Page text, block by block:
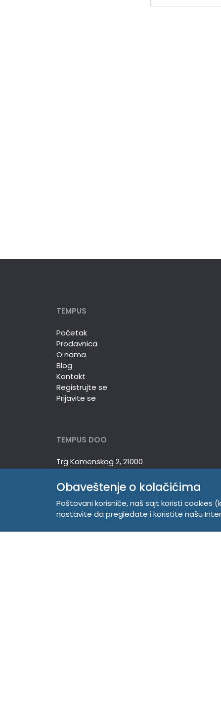
TEMPUS
Početak
Prodavnica
O nama
Blog
Kontakt
Registrujte se
Prijavite se
TEMPUS DOO
Trg Komenskog 2, 21000
Telefon:381 21 529 883
Mobilni: 381 63 529 608
PIB 104345469
Matični broj 20150718
Obaveštenje o kolačićima
Poštovani korisniče, naš sajt koristi cookies
nastavite da pregledate i koristite našu